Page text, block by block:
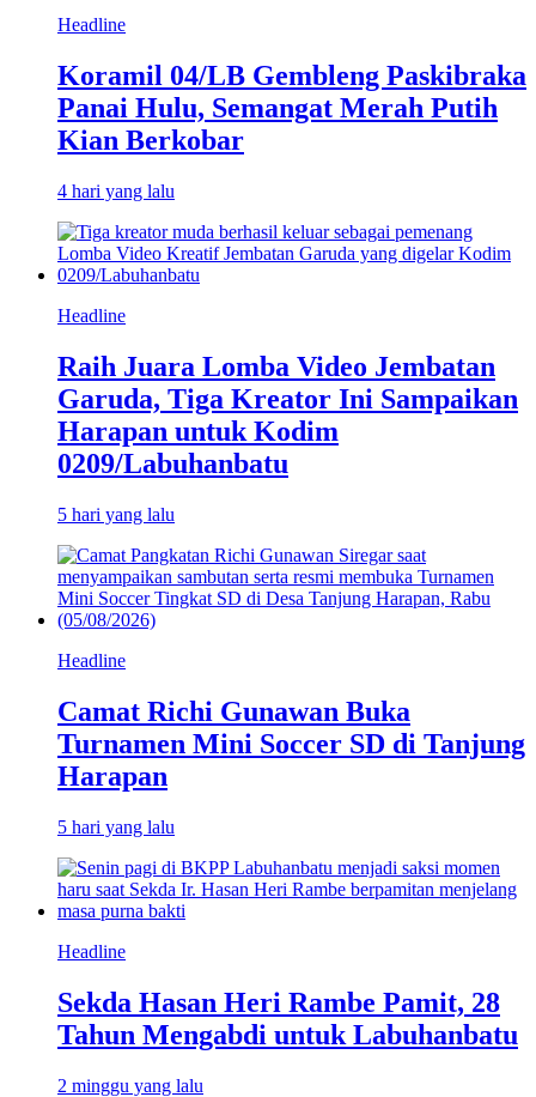
Headline
Koramil 04/LB Gembleng Paskibraka
Panai Hulu, Semangat Merah Putih
Kian Berkobar
4 hari yang lalu
Headline
Raih Juara Lomba Video Jembatan
Garuda, Tiga Kreator Ini Sampaikan
Harapan untuk Kodim
0209/Labuhanbatu
5 hari yang lalu
Headline
Camat Richi Gunawan Buka
Turnamen Mini Soccer SD di Tanjung
Harapan
5 hari yang lalu
Headline
Sekda Hasan Heri Rambe Pamit, 28
Tahun Mengabdi untuk Labuhanbatu
2 minggu yang lalu